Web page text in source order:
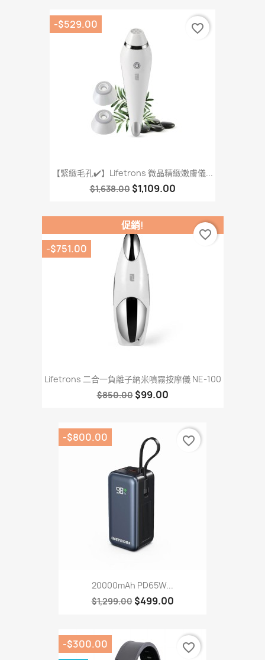
【緊緻毛孔✔️】Lifetrons 微晶精緻嫩膚儀...
$1,638.00 $1,109.00
-$529.00 favorite_border
Lifetrons 二合一負離子納米噴霧按摩儀 NE-100
$850.00 $99.00
促銷!
-$751.00
favorite_border
20000mAh PD65W...
$1,299.00 $499.00
-$800.00 favorite_border
-$300.00
favorite_border